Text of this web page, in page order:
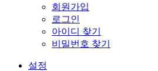
회원가입
로그인
아이디 찾기
비밀번호 찾기
설정